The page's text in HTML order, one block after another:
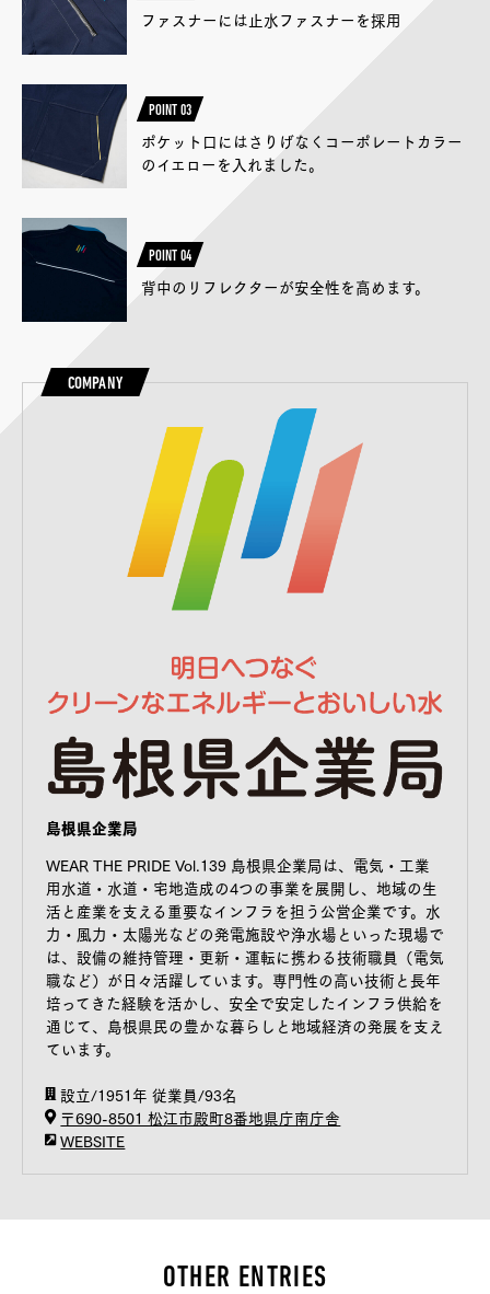
ファスナーには止水ファスナーを採用
POINT 03
ポケット口にはさりげなくコーポレートカラー
のイエローを入れました。
POINT 04
背中のリフレクターが安全性を高めます。
COMPANY
島根県企業局
WEAR THE PRIDE Vol.139 島根県企業局は、電気・工業
用水道・水道・宅地造成の4つの事業を展開し、地域の生
活と産業を支える重要なインフラを担う公営企業です。水
力・風力・太陽光などの発電施設や浄水場といった現場で
は、設備の維持管理・更新・運転に携わる技術職員（電気
職など）が日々活躍しています。専門性の高い技術と長年
培ってきた経験を活かし、安全で安定したインフラ供給を
通じて、島根県民の豊かな暮らしと地域経済の発展を支え
ています。
設立/1951年 従業員/93名
〒690-8501 松江市殿町8番地県庁南庁舎
WEBSITE
OTHER ENTRIES